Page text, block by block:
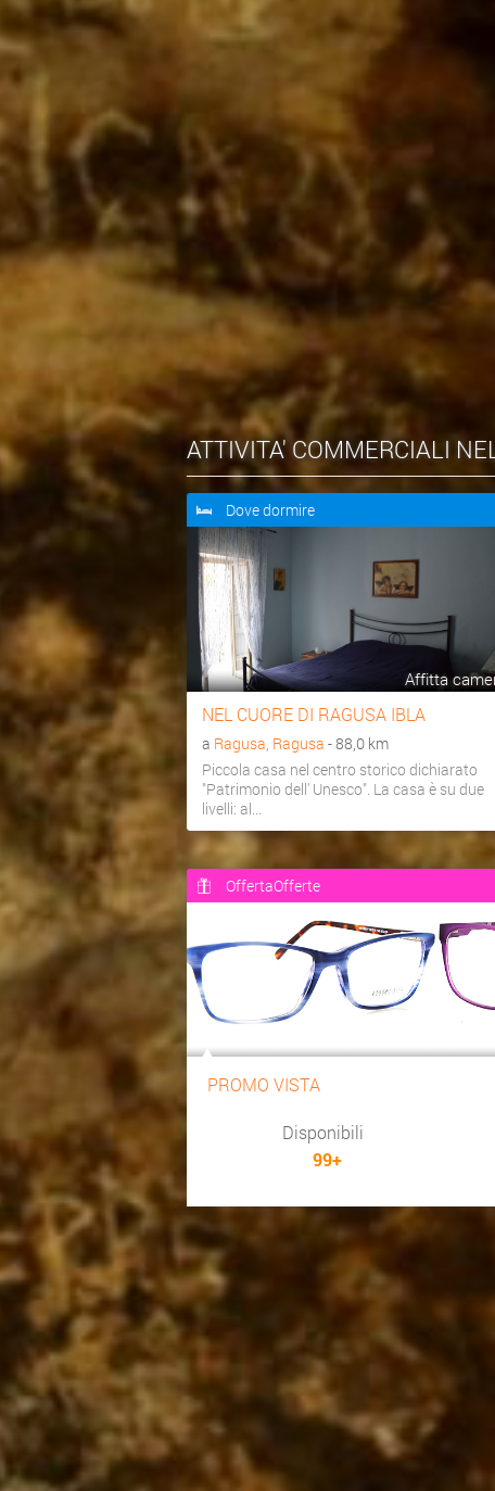
ATTIVITA' COMMERCIALI
Dove dormire
Affitta
NEL CUORE DI RAGUSA IBLA
a Ragusa, Ragusa - 88,0 km
Piccola casa nel centro storico dichiarato
"Patrimonio dell' Unesco". La casa è su due
livelli: al...
OffertaOfferte
PROMO VISTA
Disponibili
99+